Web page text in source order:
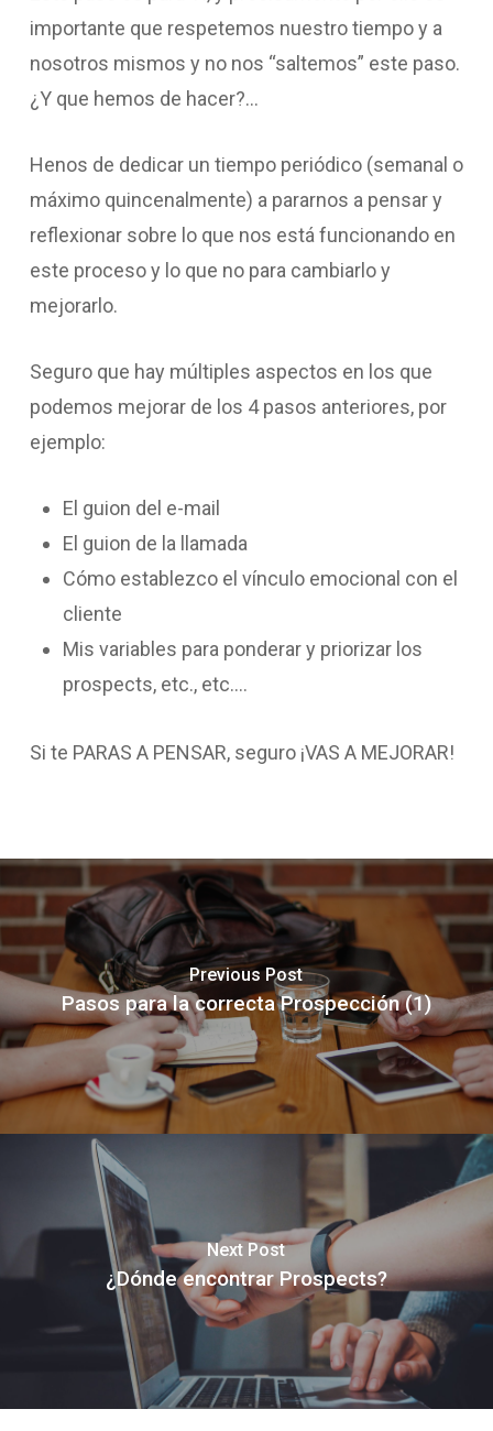
importante que respetemos nuestro tiempo y a
nosotros mismos y no nos “saltemos” este paso.
¿Y que hemos de hacer?…
Henos de dedicar un tiempo periódico (semanal o
máximo quincenalmente) a pararnos a pensar y
reflexionar sobre lo que nos está funcionando en
este proceso y lo que no para cambiarlo y
mejorarlo.
Seguro que hay múltiples aspectos en los que
podemos mejorar de los 4 pasos anteriores, por
ejemplo:
El guion del e-mail
El guion de la llamada
Cómo establezco el vínculo emocional con el
cliente
Mis variables para ponderar y priorizar los
prospects, etc., etc.…
Si te PARAS A PENSAR, seguro ¡VAS A MEJORAR!
Previous Post
Pasos para la correcta Prospección (1)
Next Post
¿Dónde encontrar Prospects?